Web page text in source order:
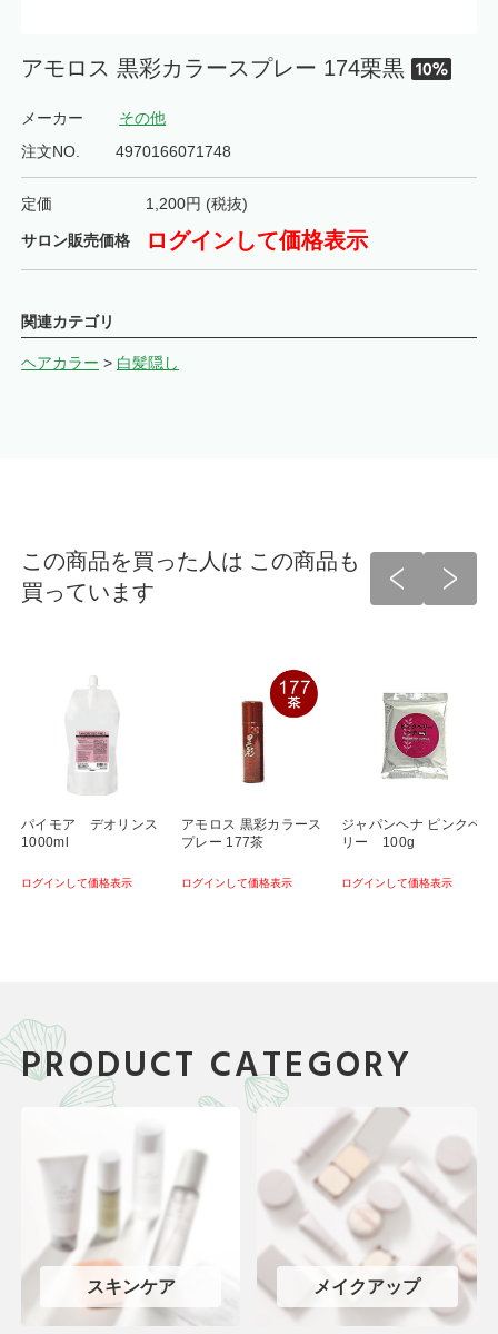
アモロス 黒彩カラースプレー 174栗黒
メーカー
その他
注文NO.
4970166071748
定価 1,200円 (税抜)
サロン販売価格 ログインして価格表示
関連カテゴリ
ヘアカラー > 白髪隠し
この商品を買った人は この商品も
買っています
パイモア デオリンス
1000ml
ログインして価格表示
アモロス 黒彩カラース
プレー 177茶
ログインして価格表示
ジャパンヘナ ピンクベ
リー 100g
ログインして価格表示
PRODUCT CATEGORY
スキンケア メイクアップ